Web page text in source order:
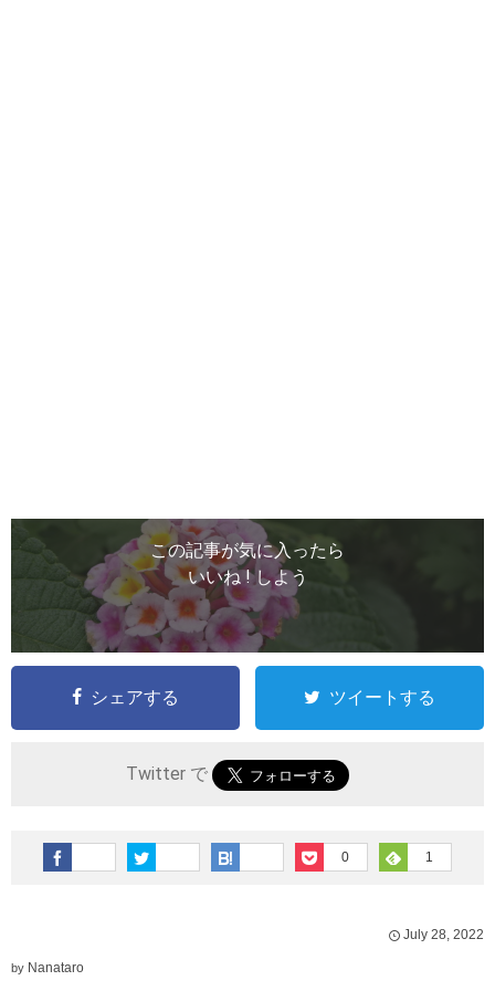
この記事が気に入ったら
いいね ! しよう
シェアする ツイートする
Twitter で
0 1
July 28, 2022
by Nanataro